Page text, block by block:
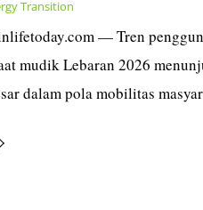
Transition
— Tren
mudik Lebaran 2026
dalam pola mobilitas